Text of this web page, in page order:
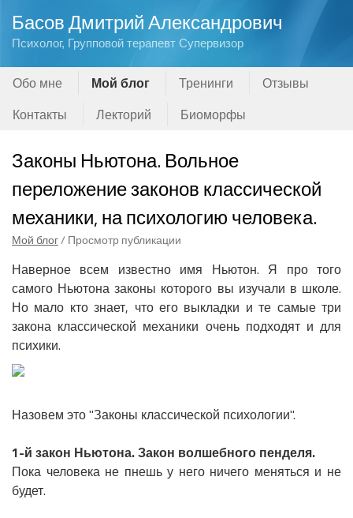
Басов Дмитрий Александрович
Психолог, Групповой терапевт Супервизор
Обо мне Мой блог Тренинги
Отзывы
Контакты
Лекторий Биоморфы
Законы Ньютона. Вольное
переложение законов классической
механики, на психологию человека.
Мой блог/ Просмотр публикации
Наверное всем известно имя Ньютон. Я про того
самого Ньютона законы которого вы изучали в школе.
Но мало кто знает, что его выкладки и те самые три
закона классической механики очень подходят и для
психики.
Назовем это "Законы классической психологии".
1-й закон Ньютона. Закон волшебного пенделя.
Пока человека не пнешь у него ничего меняться и не
будет.